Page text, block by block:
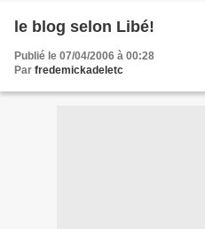
le blog selon Libé!
Publié le 07/04/2006 à 00:28
Par fredemickadeletc